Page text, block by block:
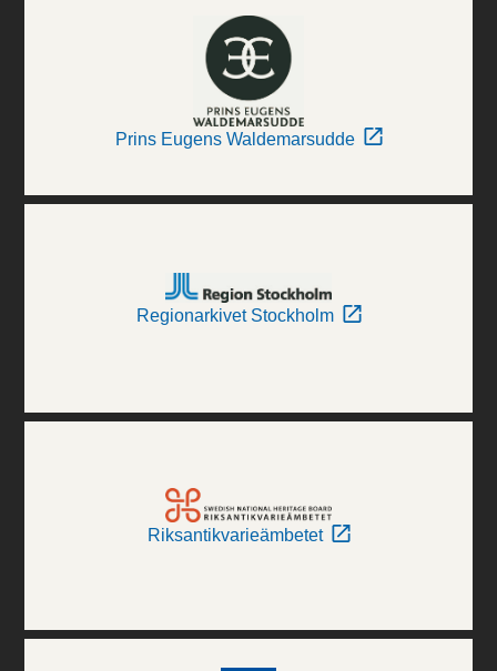
Prins Eugens Waldemarsudde
Regionarkivet Stockholm
Riksantikvarieämbetet